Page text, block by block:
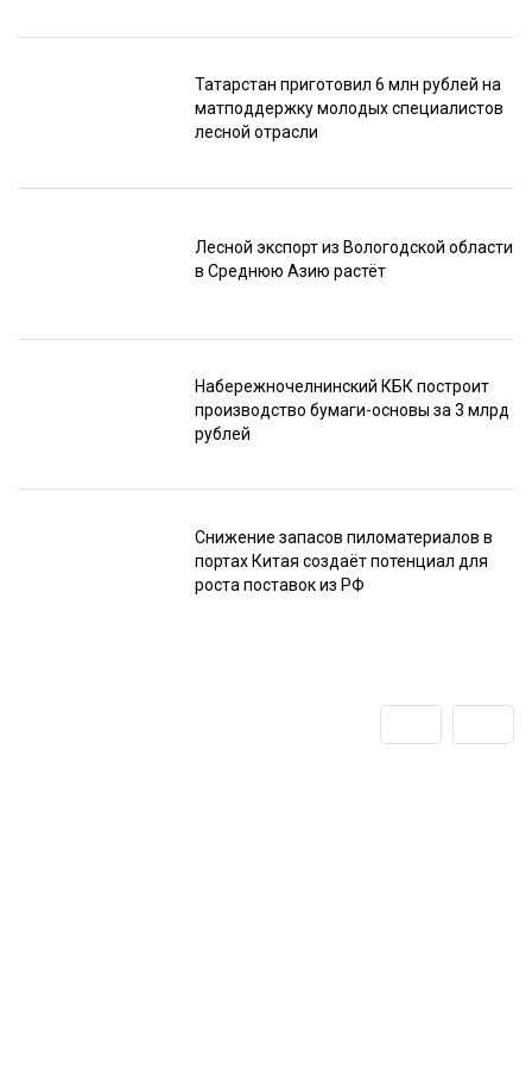
Татарстан приготовил 6 млн рублей на
матподдержку молодых специалистов
лесной отрасли
Лесной экспорт из Вологодской области
в Среднюю Азию растёт
Набережночелнинский КБК построит
производство бумаги-основы за 3 млрд
рублей
Снижение запасов пиломатериалов в
портах Китая создаёт потенциал для
роста поставок из РФ